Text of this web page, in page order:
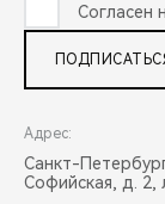
Согласен
Адрес:
Санкт-
Софийская, д. 2,